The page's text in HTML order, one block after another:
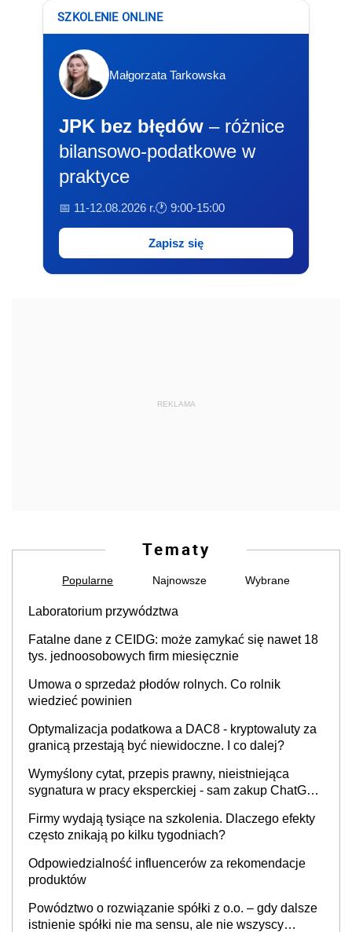
SZKOLENIE ONLINE
Małgorzata Tarkowska
JPK bez błędów – różnice
bilansowo-podatkowe w
praktyce
📅 11-12.08.2026 r.🕐 9:00-15:00
Zapisz się
REKLAMA
Tematy
Popularne Najnowsze Wybrane
Laboratorium przywództwa
Fatalne dane z CEIDG: może zamykać się nawet 18
tys. jednoosobowych firm miesięcznie
Umowa o sprzedaż płodów rolnych. Co rolnik
wiedzieć powinien
Optymalizacja podatkowa a DAC8 - kryptowaluty za
granicą przestają być niewidoczne. I co dalej?
Wymyślony cytat, przepis prawny, nieistniejąca
sygnatura w pracy eksperckiej - sam zakup ChatGPT
Firmy wydają tysiące na szkolenia. Dlaczego efekty
często znikają po kilku tygodniach?
Odpowiedzialność influencerów za rekomendacje
produktów
Powództwo o rozwiązanie spółki z o.o. – gdy dalsze
istnienie spółki nie ma sensu, ale nie wszyscy